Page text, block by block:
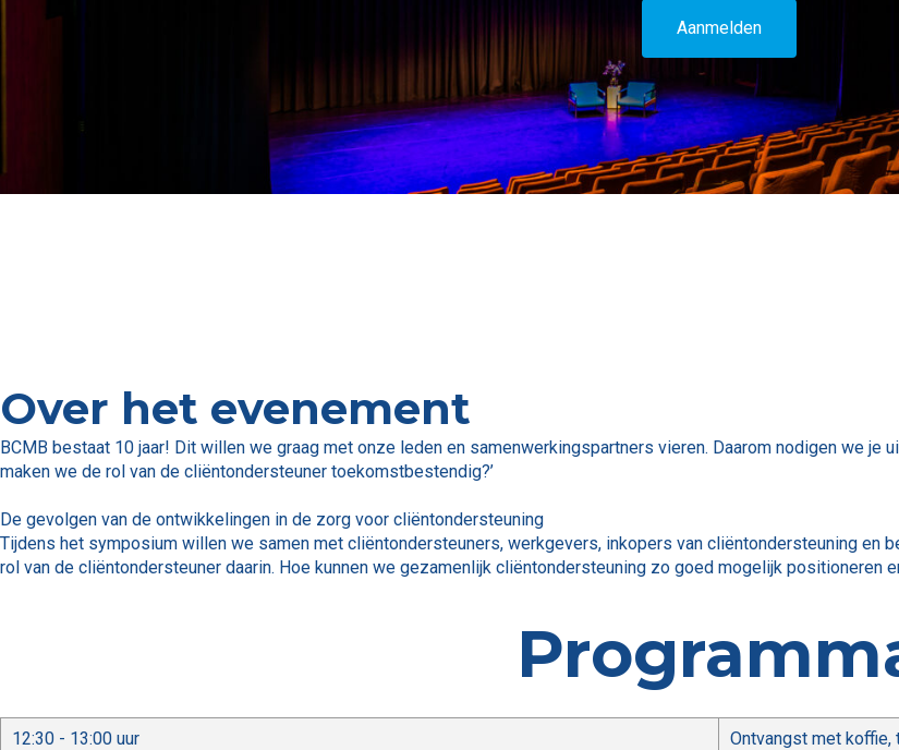
Aanmelden
Over het evenement
BCMB bestaat 10 jaar! Dit willen we graag met onze leden en samenwerkingspartners vieren. Daarom nodigen we je
maken we de rol van de cliëntondersteuner toekomstbestendig?’
De gevolgen van de ontwikkelingen in de zorg voor cliëntondersteuning
Tijdens het symposium willen we samen met cliëntondersteuners, werkgevers, inkopers van cliëntondersteuning en
rol van de cliëntondersteuner daarin. Hoe kunnen we gezamenlijk cliëntondersteuning zo goed mogelijk positioneren
12:30 - 13:00 uur Ontvangst met koffie,